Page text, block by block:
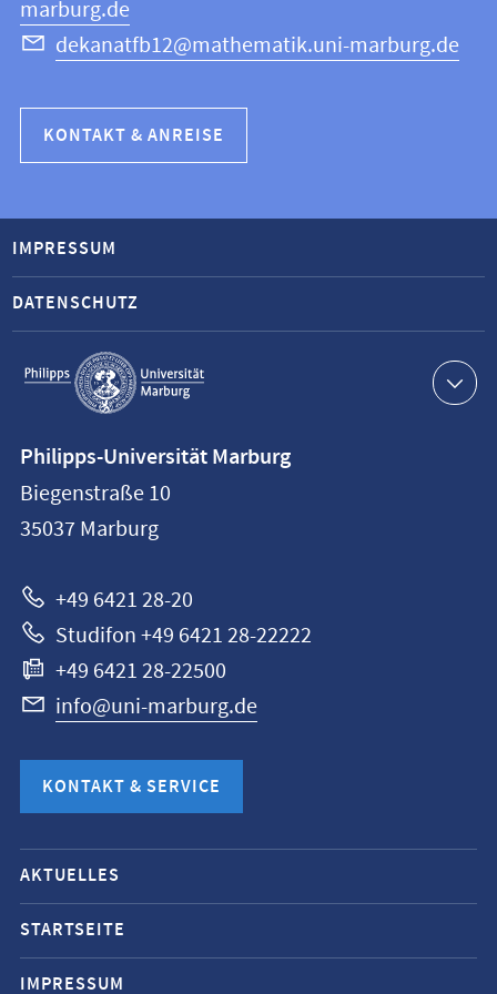
marburg.de
dekanatfb12@mathematik.uni-marburg.de
KONTAKT & ANREISE
Service-
Navigation
IMPRESSUM
DATENSCHUTZ
Philipps-
Universität
Marburg
Philipps-Universität Marburg
Biegenstraße 10
35037 Marburg
+49 6421 28-20
Studifon +49 6421 28-22222
+49 6421 28-22500
info@uni-marburg.de
KONTAKT & SERVICE
Mobile-
Service-
Navigation
und
AKTUELLES
STARTSEITE
IMPRESSUM